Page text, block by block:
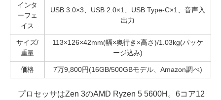
インタ
ーフェ
イス
USB 3.0×3、USB 2.0×1、USB Type-C×1、音声入
出力
サイズ/
重量
113×126×42mm(幅×奥行き×高さ)/1.03kg(パッケ
ージ込み)
価格 7万9,800円(16GB/500GBモデル、Amazon調べ)
プロセッサはZen 3のAMD Ryzen 5 5600H。6コア12